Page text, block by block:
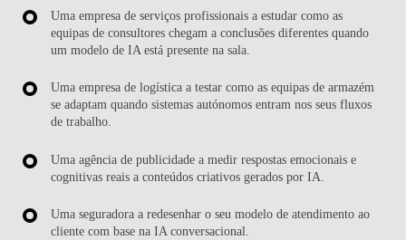
Uma empresa de serviços profissionais a estudar como as
equipas de consultores chegam a conclusões diferentes quando
um modelo de IA está presente na sala.
Uma empresa de logística a testar como as equipas de armazém
se adaptam quando sistemas autónomos entram nos seus fluxos
de trabalho.
Uma agência de publicidade a medir respostas emocionais e
cognitivas reais a conteúdos criativos gerados por IA.
Uma seguradora a redesenhar o seu modelo de atendimento ao
cliente com base na IA conversacional.